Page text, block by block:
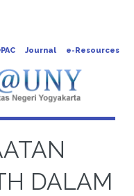
Journal e-Resources
DALAM